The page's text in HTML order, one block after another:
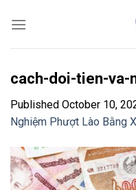
cach-doi-tien-va-
Published October 10,
Nghiệm Phượt Lào Bằng